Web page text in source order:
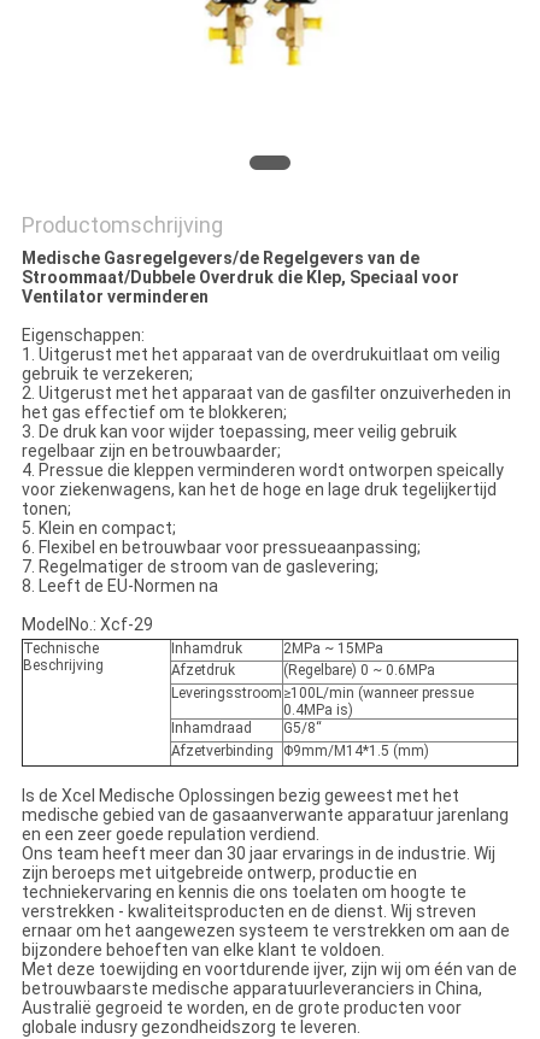
Productomschrijving
Medische Gasregelgevers/de Regelgevers van de
Stroommaat/Dubbele Overdruk die Klep, Speciaal voor
Ventilator verminderen
Eigenschappen:
1. Uitgerust met het apparaat van de overdrukuitlaat om veilig
gebruik te verzekeren;
2. Uitgerust met het apparaat van de gasfilter onzuiverheden in
het gas effectief om te blokkeren;
3. De druk kan voor wijder toepassing, meer veilig gebruik
regelbaar zijn en betrouwbaarder;
4. Pressue die kleppen verminderen wordt ontworpen speically
voor ziekenwagens, kan het de hoge en lage druk tegelijkertijd
tonen;
5. Klein en compact;
6. Flexibel en betrouwbaar voor pressueaanpassing;
7. Regelmatiger de stroom van de gaslevering;
8. Leeft de EU-Normen na
ModelNo.: Xcf-29
Technische
Beschrijving
Inhamdruk
2MPa ~ 15MPa
Afzetdruk
(Regelbare) 0 ~ 0.6MPa
Leveringsstroom ≥100L/min (wanneer pressue
0.4MPa is)
Inhamdraad
G5/8“
Afzetverbinding
Φ9mm/M14*1.5 (mm)
Is de Xcel Medische Oplossingen bezig geweest met het
medische gebied van de gasaanverwante apparatuur jarenlang
en een zeer goede repulation verdiend.
Ons team heeft meer dan 30 jaar ervarings in de industrie. Wij
zijn beroeps met uitgebreide ontwerp, productie en
techniekervaring en kennis die ons toelaten om hoogte te
verstrekken - kwaliteitsproducten en de dienst. Wij streven
ernaar om het aangewezen systeem te verstrekken om aan de
bijzondere behoeften van elke klant te voldoen.
Met deze toewijding en voortdurende ijver, zijn wij om één van de
betrouwbaarste medische apparatuurleveranciers in China,
Australië gegroeid te worden, en de grote producten voor
globale indusry gezondheidszorg te leveren.